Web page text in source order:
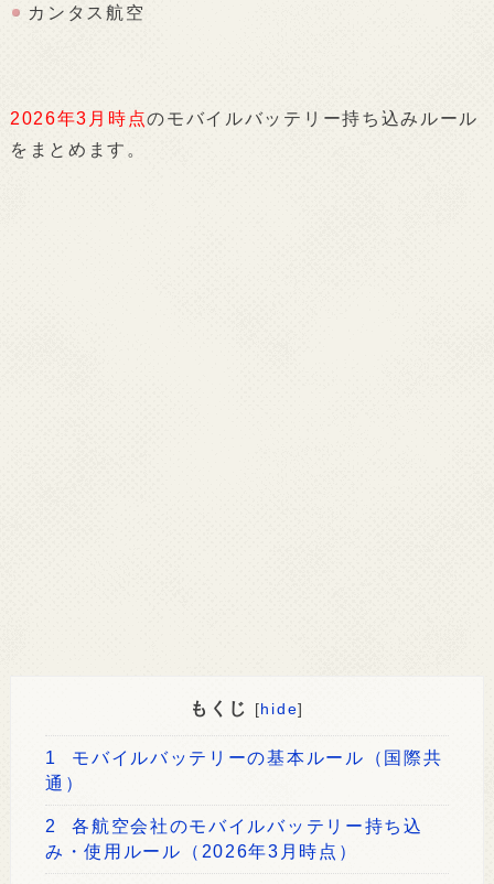
カンタス航空
2026年3月時点のモバイルバッテリー持ち込みルール
をまとめます。
もくじ [hide]
1
モバイルバッテリーの基本ルール（国際共
通）
2
各航空会社のモバイルバッテリー持ち込
み・使用ルール（2026年3月時点）